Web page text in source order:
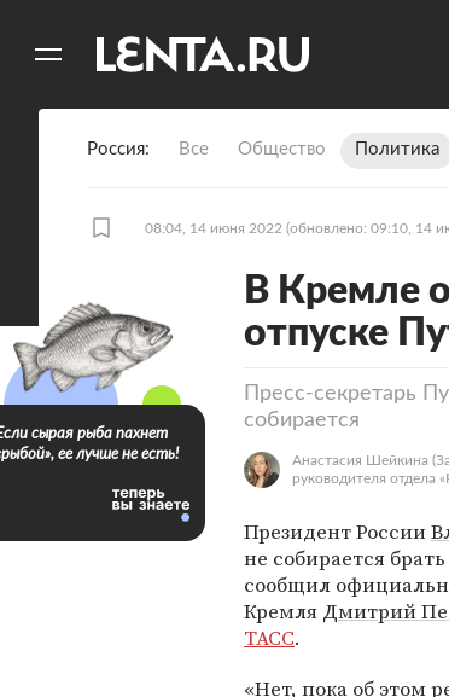
Россия Все Общество Политика
08:04, 14 июня 2022 (обновлено: 09:10, 14
В Кремле
отпуске
Пресс-секретарь
собирается
Анастасия Шейкина
руководителя отдела
Президент России
не собирается
сообщил
Кремля Дмитрий
ТАСС.
«Нет, пока об этом
сырая рыба пахнет
ее лучше не есть!